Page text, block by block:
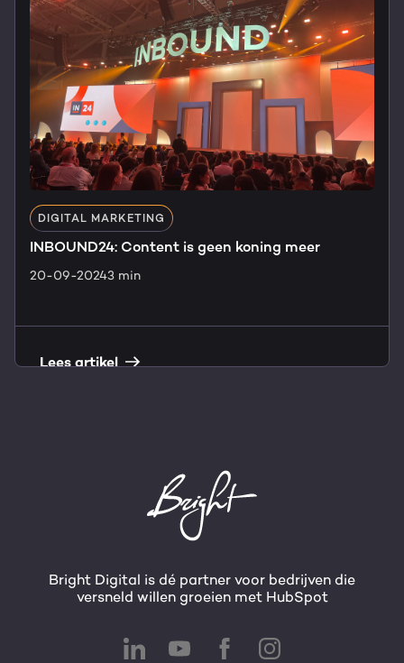
DIGITAL MARKETING
INBOUND24: Content is geen koning meer
20-09-20243 min
Lees artikel
Bright Digital is dé partner voor bedrijven die
versneld willen groeien met HubSpot